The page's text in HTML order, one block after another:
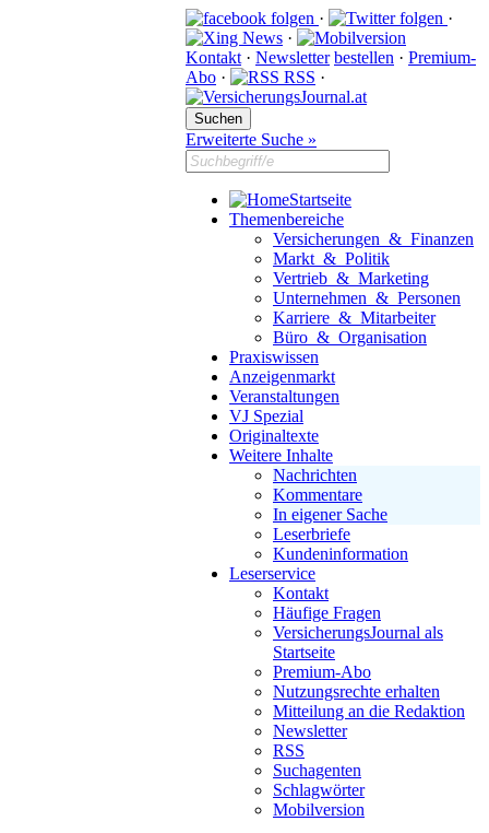
·
·
·
Kontakt · Newsletter bestellen · Premium-
Abo · RSS ·
Erweiterte Suche »
Startseite
Themenbereiche
Versicherungen & Finanzen
Markt & Politik
Vertrieb & Marketing
Unternehmen & Personen
Karriere & Mitarbeiter
Büro & Organisation
Praxiswissen
Anzeigenmarkt
Veranstaltungen
VJ Spezial
Originaltexte
Weitere Inhalte
Nachrichten
Kommentare
In eigener Sache
Leserbriefe
Kundeninformation
Leserservice
Kontakt
Häufige Fragen
VersicherungsJournal als
Startseite
Premium-Abo
Nutzungsrechte erhalten
Mitteilung an die Redaktion
Newsletter
RSS
Suchagenten
Schlagwörter
Mobilversion